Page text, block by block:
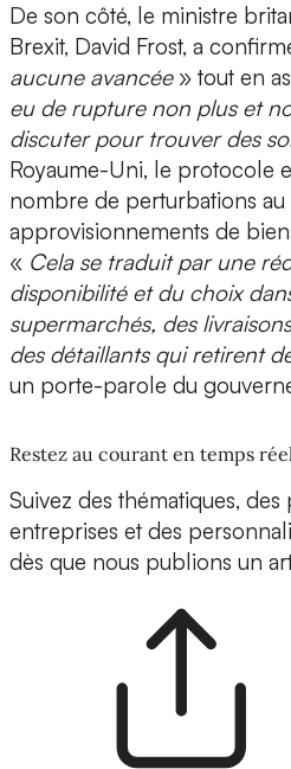
De son côté, le ministre
Brexit, David Frost, a
aucune avancée» tout en
eu de rupture non plus et
discuter pour trouver des
Royaume-Uni, le protocole
nombre de perturbations au
approvisionnements de
« Cela se traduit par une
disponibilité et du choix
supermarchés, des
des détaillants qui retirent
un porte-parole du
Restez au courant en temps
Suivez des thématiques,
entreprises et des
dès que nous publions un